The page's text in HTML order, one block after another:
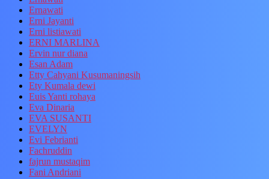
Ernawati
Erni Jayanti
Erni listiawati
ERNI MARLINA
Ervin nur diana
Esan Adam
Etty Cahyani Kusumaningsih
Ety Kumala dewi
Euis Yanti rohaya
Eva Dinaria
EVA SUSANTI
EVELYN
Evi Febrianti
Fachruddin
fajrun mustaqim
Fani Andriani